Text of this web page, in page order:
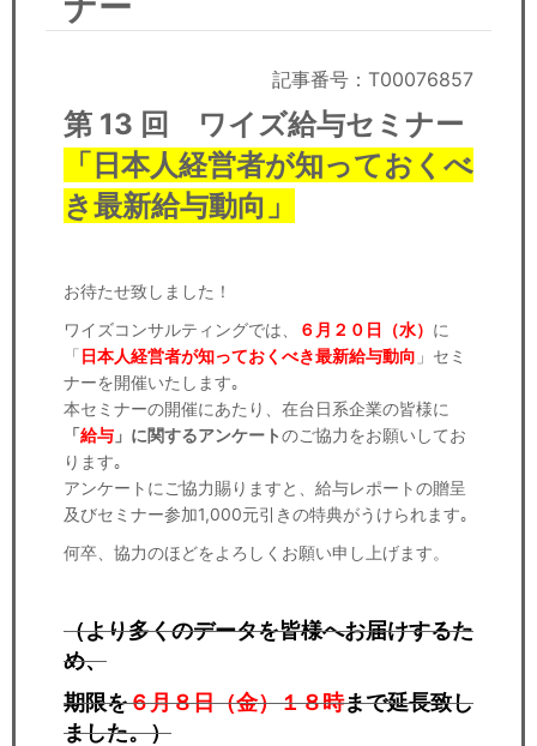
経済ニュース
ＩＴ
飲食店情報
記事番号：T00076857
第 13 回 ワイズ給与セミナー
「日本人経営者が知っておくべ
き最新給与動向」
お待たせ致しました！
ワイズコンサルティングでは、
６月２０日（水） に
「日本人経営者が知っておくべき最新給与動向 」セミ
ナーを開催いたします｡
本セミナーの開催にあたり、在台日系企業の皆様に
「給与 」に関するアンケートのご協力をお願いしてお
ります｡
アンケートにご協力賜りますと、給与レポートの贈呈
及びセミナー参加1,000元引きの特典がうけられます｡
何卒、協力のほどをよろしくお願い申し上げます。
（より多くのデータを皆様へお届けするた
め、
期限を６月８日（金）１８時まで延長致し
ました。）